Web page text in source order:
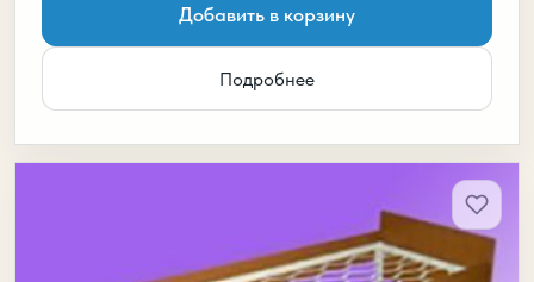
Добавить в корзину
Подробнее